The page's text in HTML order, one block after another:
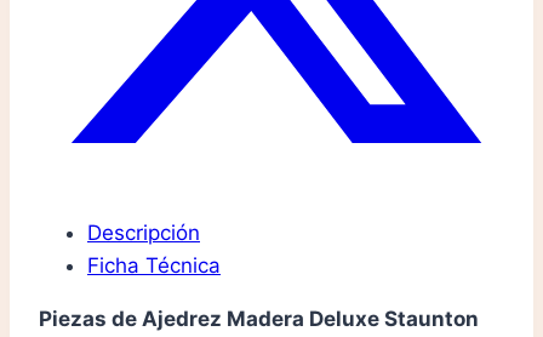
Descripción
Ficha Técnica
Piezas de Ajedrez Madera Deluxe Staunton